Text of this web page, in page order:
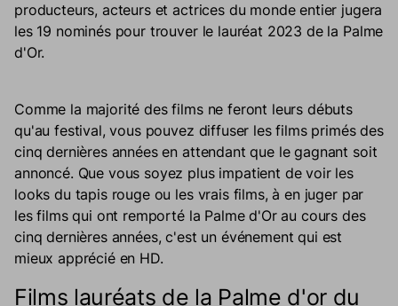
producteurs, acteurs et actrices du monde entier jugera
les 19 nominés pour trouver le lauréat 2023 de la Palme
d'Or.
Comme la majorité des films ne feront leurs débuts
qu'au festival, vous pouvez diffuser les films primés des
cinq dernières années en attendant que le gagnant soit
annoncé. Que vous soyez plus impatient de voir les
looks du tapis rouge ou les vrais films, à en juger par
les films qui ont remporté la Palme d'Or au cours des
cinq dernières années, c'est un événement qui est
mieux apprécié en HD.
Films lauréats de la Palme d'or du